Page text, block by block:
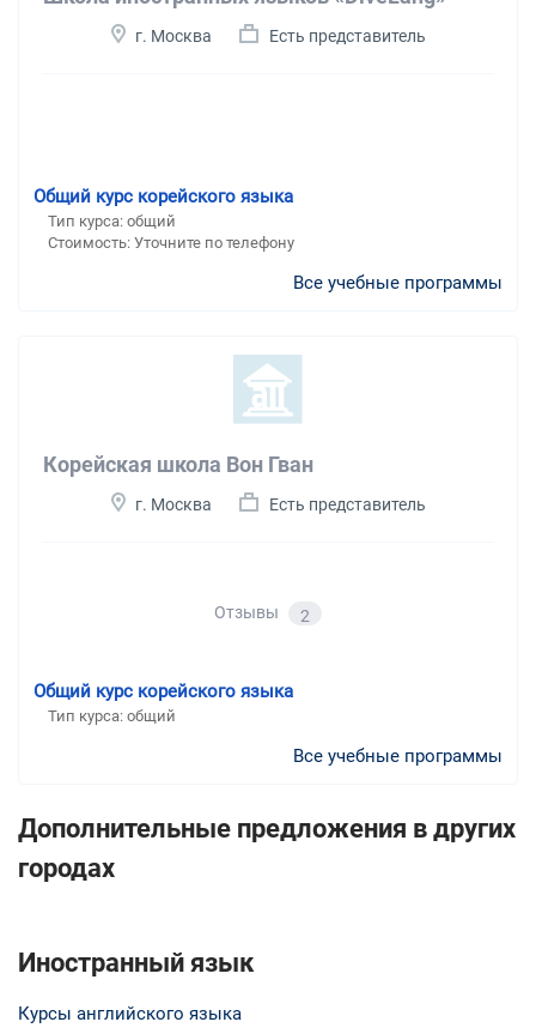
г. Москва Есть представитель
Общий курс корейского языка
Тип курса: общий
Стоимость: Уточните по телефону
Все учебные программы
Корейская школа Вон Гван
г. Москва Есть представитель
Отзывы 2
Общий курс корейского языка
Тип курса: общий
Все учебные программы
Дополнительные предложения в других
городах
Иностранный язык
Курсы английского языка